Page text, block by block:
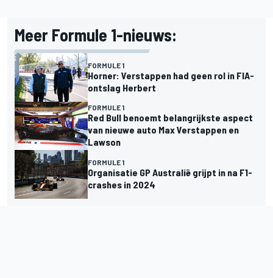
Meer Formule 1-nieuws:
FORMULE 1
Horner: Verstappen had geen rol in FIA-
ontslag Herbert
FORMULE 1
Red Bull benoemt belangrijkste aspect
van nieuwe auto Max Verstappen en
Lawson
FORMULE 1
Organisatie GP Australië grijpt in na F1-
crashes in 2024